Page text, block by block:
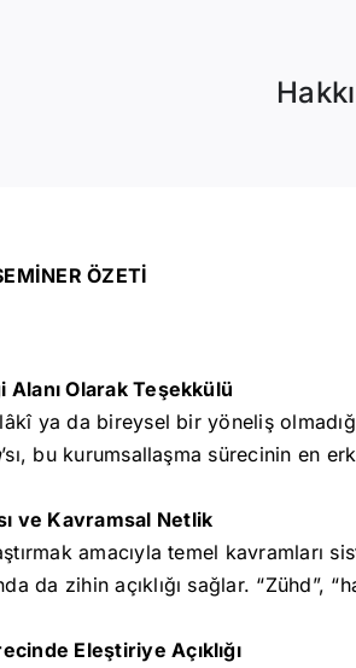
ÖZETİ
Olarak Teşekkülü
ya da bireysel bir yöneliş
’sı, bu kurumsallaşma sürecinin en
ve Kavramsal Netlik
amacıyla temel kavramları
da zihin açıklığı sağlar. “Zühd”,
Eleştiriye Açıklığı